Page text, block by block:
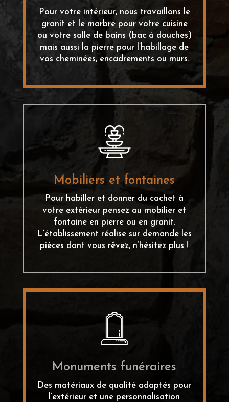
Pour votre intérieur, nous travaillons le
granit et le marbre pour votre cuisine
ou votre salle de bains (bac à douches)
mais aussi la pierre pour l’habillage de
vos cheminées, encadrements ou murs.
Mobiliers et fontaines
Pour habiller et donner du cachet à
votre extérieur pensez au mobilier et
fontaine en pierre ou en granit.
L’établissement réalise sur demande les
pièces dont vous rêvez, n’hésitez plus !
Monuments funéraires
Des matériaux de qualité adaptés pour
l’extérieur et une personnalisation